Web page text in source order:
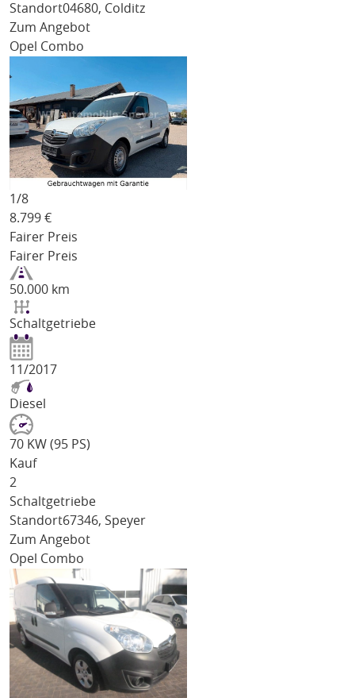
Standort04680, Colditz
Zum Angebot
Opel Combo
1/8
8.799 €
Fairer Preis
Fairer Preis
50.000 km
Schaltgetriebe
11/2017
Diesel
70 KW (95 PS)
Kauf
2
Schaltgetriebe
Standort67346, Speyer
Zum Angebot
Opel Combo